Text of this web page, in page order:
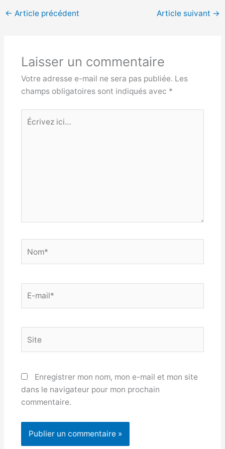
← Article précédent Article suivant →
Laisser un commentaire
Votre adresse e-mail ne sera pas publiée. Les
champs obligatoires sont indiqués avec *
Écrivez
ici…
mail*
Enregistrer mon nom, mon e-mail et mon site
dans le navigateur pour mon prochain
commentaire.